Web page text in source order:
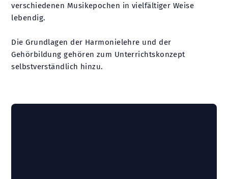
verschiedenen Musikepochen in vielfältiger Weise
lebendig.
Die Grundlagen der Harmonielehre und der
Gehörbildung gehören zum Unterrichtskonzept
selbstverständlich hinzu.